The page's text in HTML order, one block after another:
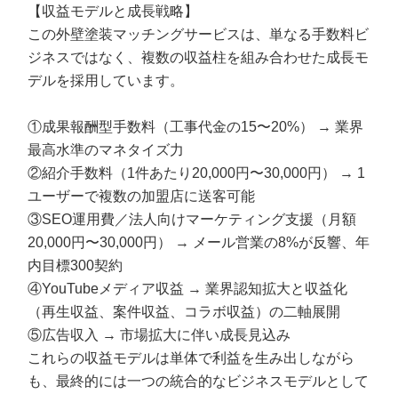
【収益モデルと成長戦略】
この外壁塗装マッチングサービスは、単なる手数料ビ
ジネスではなく、複数の収益柱を組み合わせた成長モ
デルを採用しています。
①成果報酬型手数料（工事代金の15〜20%） → 業界
最高水準のマネタイズ力
②紹介手数料（1件あたり20,000円〜30,000円） → 1
ユーザーで複数の加盟店に送客可能
③SEO運用費／法人向けマーケティング支援（月額
20,000円〜30,000円） → メール営業の8%が反響、年
内目標300契約
④YouTubeメディア収益 → 業界認知拡大と収益化
（再生収益、案件収益、コラボ収益）の二軸展開
⑤広告収入 → 市場拡大に伴い成長見込み
これらの収益モデルは単体で利益を生み出しながら
も、最終的には一つの統合的なビジネスモデルとして